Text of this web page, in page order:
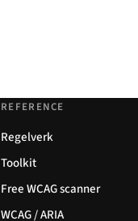
REFERENCE
Regelverk
Toolkit
Free WCAG scanner
WCAG / ARIA